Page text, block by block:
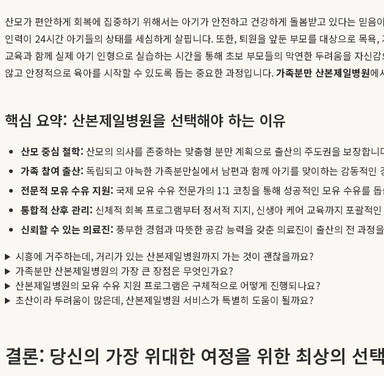
산모가 편안하게 회복에 집중하기 위해서는 아기가 안전하고 건강하게 돌봄받고 있다는 믿
인력이 24시간 아기들의 상태를 세심하게 살핍니다. 또한, 퇴원을 앞둔 부모를 대상으로 목
교육과 함께 실제 아기 인형으로 실습하는 시간을 통해 초보 부모들의 막연한 두려움을 자신
않고 안정적으로 육아를 시작할 수 있도록 돕는 중요한 과정입니다.가족분만 산본제일병원에
핵심 요약: 산본제일병원을 선택해야 하는 이유
산모 중심 철학: 산모의 의사를 존중하는 맞춤형 분만 계획으로 출산의 주도권을 보장합니
가족 참여 출산: 독립되고 아늑한 가족분만실에서 남편과 함께 아기를 맞이하는 감동적인
전문적 모유 수유 지원: 국제 모유 수유 전문가의 1:1 코칭을 통해 성공적인 모유 수유를
통합적 산후 관리: 신체적 회복 프로그램부터 정서적 지지, 신생아 케어 교육까지 포괄적
신뢰할 수 있는 의료진: 풍부한 경험과 따뜻한 공감 능력을 갖춘 의료진이 출산의 전 과정
시흥에 거주하는데, 거리가 있는 산본제일병원까지 가는 것이 괜찮을까요?
가족분만 산본제일병원의 가장 큰 장점은 무엇인가요?
산본제일병원의 모유 수유 지원 프로그램은 구체적으로 어떻게 진행되나요?
초산이라 두려움이 많은데, 산본제일병원 서비스가 특별히 도움이 될까요?
결론: 당신의 가장 위대한 여정을 위한 최상의 선택